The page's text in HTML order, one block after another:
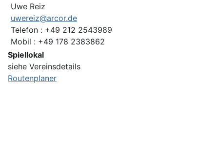
Uwe Reiz
uwereiz@arcor.de
Telefon : +49 212 2543989
Mobil : +49 178 2383862
Spiellokal
siehe Vereinsdetails
Routenplaner